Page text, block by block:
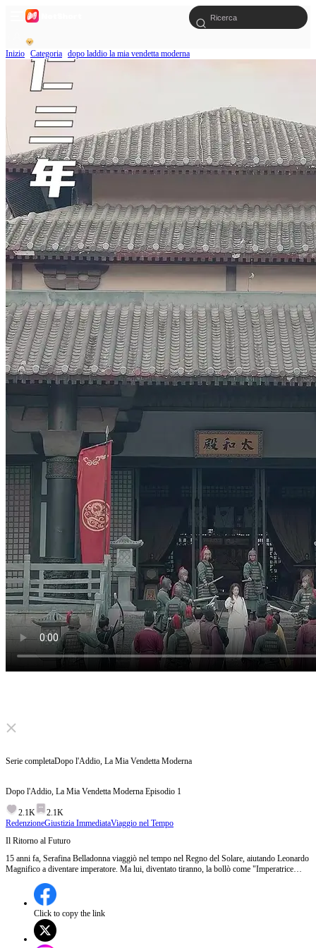
Inizio Categoria dopo laddio la mia vendetta moderna
Click to unmute
aiutandoti a salire al trono.
Serie completaDopo l'Addio, La Mia Vendetta Moderna
Dopo l'Addio, La Mia Vendetta Moderna Episodio 1
2.1K
2.1K
RedenzioneGiustizia ImmediataViaggio nel Tempo
Il Ritorno al Futuro
15 anni fa, Serafina Belladonna viaggiò nel tempo nel Regno del Solare, aiutando Leonardo
Magnifico a diventare imperatore. Ma lui, diventato tiranno, la bollò come "Imperatrice
verità attraverso un tablet, Leonardo rifiutò di cambiare, perdendo tutto. Episodio 1:Serafina
Belladonna, accusata di essere una strega, affronta Leonardo Magnifico e rivela la verità sui
disastri nel Regno del Solare, cercando di convincerlo a cambiare. Quando fallisce, fugge
attraverso il Portale del Vermatunnel con Alessandra Delfina, tornando al futuro.Cosa
succederà quando Serafina e Alessandra torneranno nel futuro?
Click to copy the link